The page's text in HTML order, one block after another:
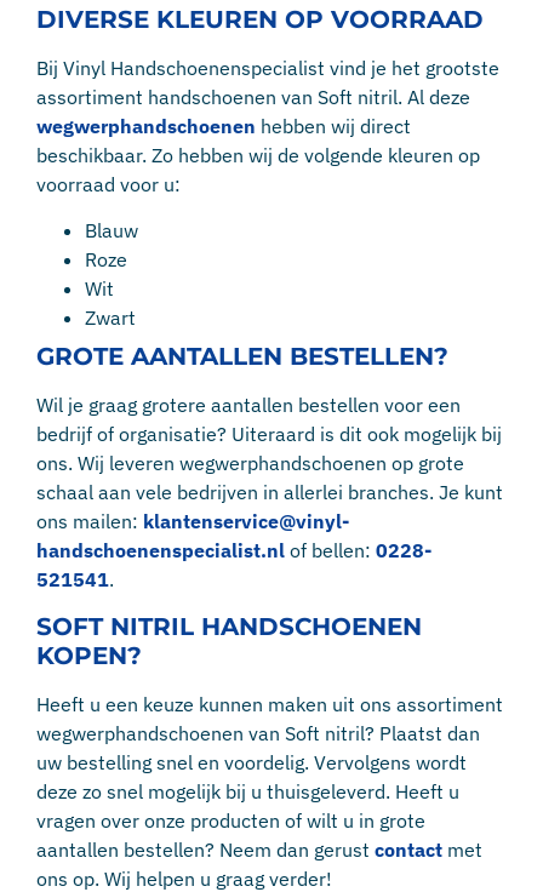
DIVERSE KLEUREN OP VOORRAAD
Bij Vinyl Handschoenenspecialist vind je het grootste
assortiment handschoenen van Soft nitril. Al deze
wegwerphandschoenen hebben wij direct
beschikbaar. Zo hebben wij de volgende kleuren op
voorraad voor u:
Blauw
Roze
Wit
Zwart
GROTE AANTALLEN BESTELLEN?
Wil je graag grotere aantallen bestellen voor een
bedrijf of organisatie? Uiteraard is dit ook mogelijk bij
ons. Wij leveren wegwerphandschoenen op grote
schaal aan vele bedrijven in allerlei branches. Je kunt
ons mailen: klantenservice@vinyl-
handschoenenspecialist.nl of bellen: 0228-
521541.
SOFT NITRIL HANDSCHOENEN
KOPEN?
Heeft u een keuze kunnen maken uit ons assortiment
wegwerphandschoenen van Soft nitril? Plaatst dan
uw bestelling snel en voordelig. Vervolgens wordt
deze zo snel mogelijk bij u thuisgeleverd. Heeft u
vragen over onze producten of wilt u in grote
aantallen bestellen? Neem dan gerust contact met
ons op. Wij helpen u graag verder!